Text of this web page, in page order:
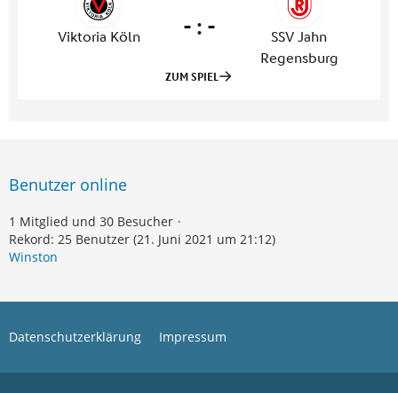
Benutzer online
1 Mitglied und 30 Besucher
Rekord: 25 Benutzer (21. Juni 2021 um 21:12)
Winston
Datenschutzerklärung Impressum